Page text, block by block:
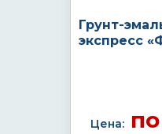
Грунт-
экспресс
Цена:по